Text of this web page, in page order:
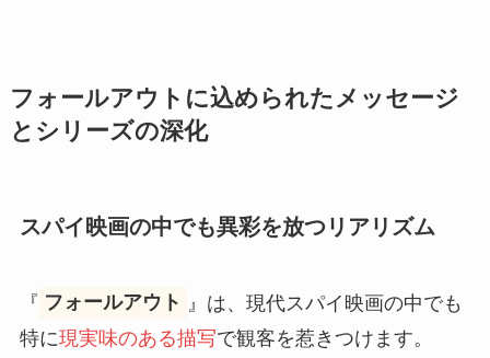
フォールアウトに込められたメッセージ
とシリーズの深化
スパイ映画の中でも異彩を放つリアリズム
『 フォールアウト
』は、現代スパイ映画の中でも
特に現実味のある描写で観客を惹きつけます。